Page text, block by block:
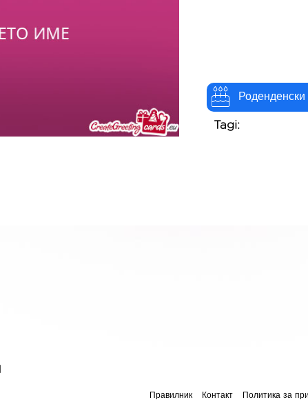
Роденденски
Tagi:
Правилник Контакт Политика за